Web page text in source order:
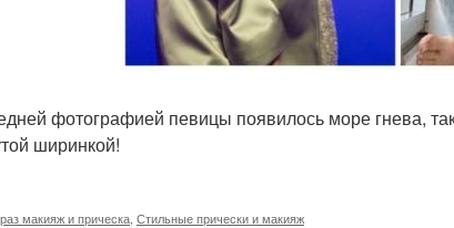
фотографией певицы появилось море гнева,
ширинкой!
макияж и прическа Стильные прически и макияж